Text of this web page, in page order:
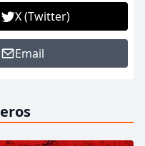
X (Twitter)
Email